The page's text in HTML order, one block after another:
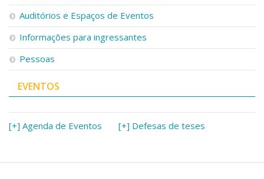
Auditórios e Espaços de Eventos
Informações para ingressantes
Pessoas
EVENTOS
[+] Agenda de Eventos [+] Defesas de teses